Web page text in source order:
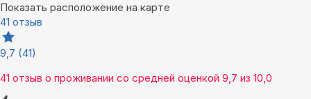
Показать расположение на карте
41 отзыв
9,7 (41)
41 отзыв о проживании со средней оценкой 9,7 из 10,0